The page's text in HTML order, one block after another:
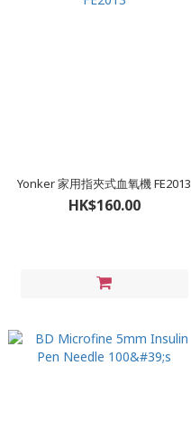
Yonker 家用指夾式血氧機 FE2013
HK$160.00